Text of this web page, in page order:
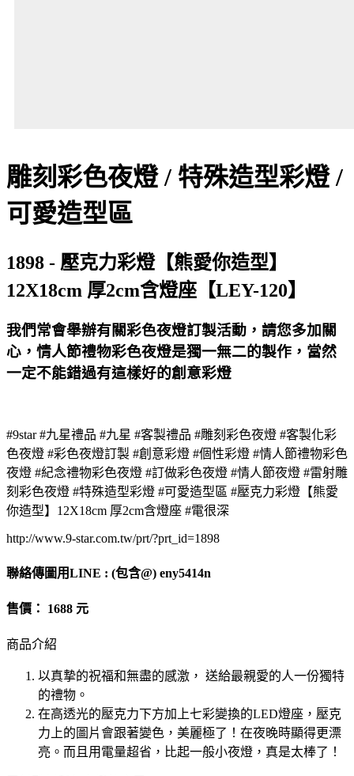
雕刻彩色夜燈 / 特殊造型彩燈 /
可愛造型區
1898 - 壓克力彩燈【熊愛你造型】
12X18cm 厚2cm含燈座【LEY-120】
我們常會舉辦有關彩色夜燈訂製活動，請您多加關
心，情人節禮物彩色夜燈是獨一無二的製作，當然
一定不能錯過有這樣好的創意彩燈
#9star #九星禮品 #九星 #客製禮品 #雕刻彩色夜燈 #客製化彩
色夜燈 #彩色夜燈訂製 #創意彩燈 #個性彩燈 #情人節禮物彩色
夜燈 #紀念禮物彩色夜燈 #訂做彩色夜燈 #情人節夜燈 #雷射雕
刻彩色夜燈 #特殊造型彩燈 #可愛造型區 #壓克力彩燈【熊愛
你造型】12X18cm 厚2cm含燈座 #電很深
http://www.9-star.com.tw/prt/?prt_id=1898
聯絡傳圖用LINE : (包含@) eny5414n
售價： 1688 元
商品介紹
以真摯的祝福和無盡的感激， 送給最親愛的人一份獨特
的禮物。
在高透光的壓克力下方加上七彩變換的LED燈座，壓克
力上的圖片會跟著變色，美麗極了！在夜晚時顯得更漂
亮。而且用電量超省，比起一般小夜燈，真是太棒了！